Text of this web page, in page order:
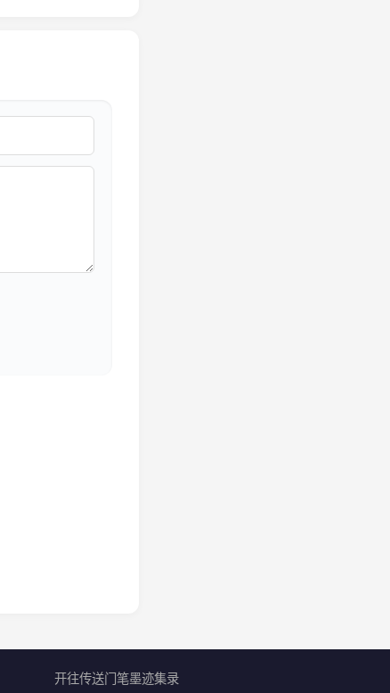
开往传送门笔墨迹集录